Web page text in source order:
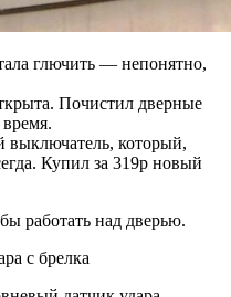
глючить — непонятно,
Почистил дверные
выключатель, который,
Купил за 319р новый
работать над дверью.